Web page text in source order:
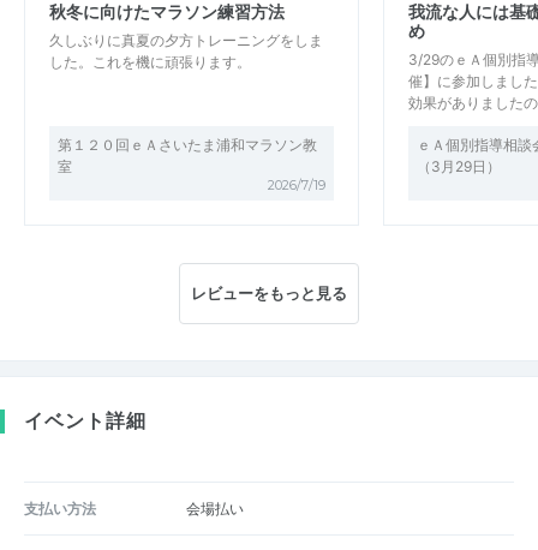
秋冬に向けたマラソン練習方法
久しぶりに真夏の夕方トレーニングをしま
した。これを機に頑張ります。
第１２０回ｅＡさいたま浦和マラソン教
室
2026/7/19
我流な人には基
め
3/29のｅＡ個別指
催】に参加しまし
効果がありました
ｅＡ個別指導相
（3月29日）
レビューをもっと見る
イベント詳細
支払い方法 会場払い